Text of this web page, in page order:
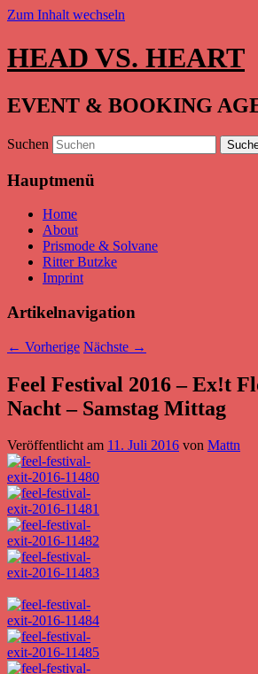
Zum Inhalt wechseln
HEAD VS. HEART
EVENT & BOOKING
Suchen
Hauptmenü
Home
About
Prismode & Solvane
Ritter Butzke
Imprint
Artikelnavigation
← Vorherige Nächste →
Feel Festival 2016 – Ex!t
Nacht – Samstag Mittag
Veröffentlicht am 11. Juli 2016 von Mattn